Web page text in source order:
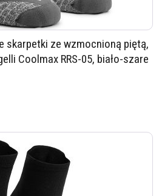
skarpetki ze wzmocnioną piętą,
Coolmax RRS-05, biało-szare